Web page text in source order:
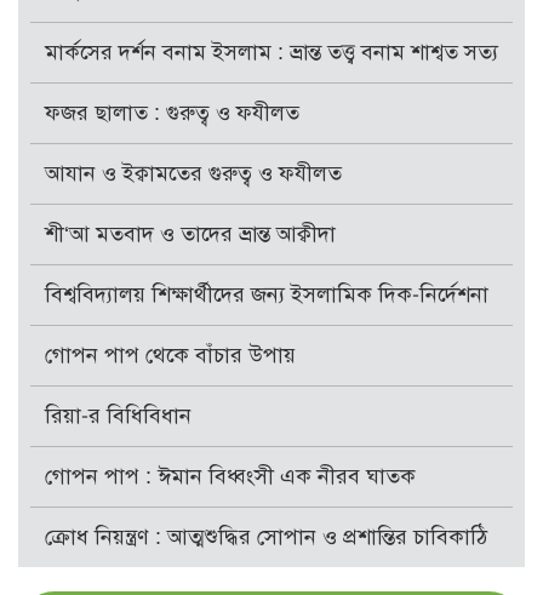
মার্কসের দর্শন বনাম ইসলাম : ভ্রান্ত তত্ত্ব বনাম শাশ্বত সত্য
ফজর ছালাত : গুরুত্ব ও ফযীলত
আযান ও ইক্বামতের গুরুত্ব ও ফযীলত
শী‘আ মতবাদ ও তাদের ভ্রান্ত আক্বীদা
বিশ্ববিদ্যালয় শিক্ষার্থীদের জন্য ইসলামিক দিক-নির্দেশনা
গোপন পাপ থেকে বাঁচার উপায়
রিয়া-র বিধিবিধান
গোপন পাপ : ঈমান বিধ্বংসী এক নীরব ঘাতক
ক্রোধ নিয়ন্ত্রণ : আত্মশুদ্ধির সোপান ও প্রশান্তির চাবিকাঠি